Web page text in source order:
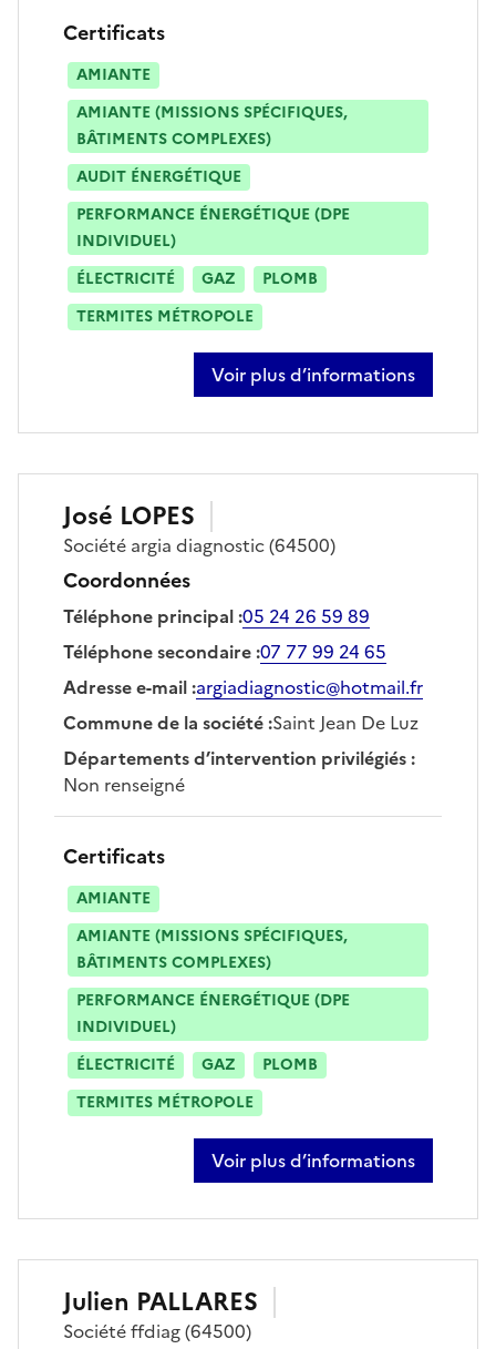
Certificats
AMIANTE
AMIANTE (MISSIONS SPÉCIFIQUES,
BÂTIMENTS COMPLEXES)
AUDIT ÉNERGÉTIQUE
PERFORMANCE ÉNERGÉTIQUE (DPE
INDIVIDUEL)
ÉLECTRICITÉ
GAZ
PLOMB
TERMITES MÉTROPOLE
Voir plus d’informations
sur françois filhet
José LOPES
Société argia diagnostic(64500)
Coordonnées
Téléphone principal:05 24 26 59 89
Téléphone secondaire:07 77 99 24 65
Adresse e-mail:argiadiagnostic@hotmail.fr
Commune de la société:Saint Jean De Luz
Départements d’intervention privilégiés:
Non renseigné
Certificats
AMIANTE
AMIANTE (MISSIONS SPÉCIFIQUES,
BÂTIMENTS COMPLEXES)
PERFORMANCE ÉNERGÉTIQUE (DPE
INDIVIDUEL)
ÉLECTRICITÉ
GAZ
PLOMB
TERMITES MÉTROPOLE
Voir plus d’informations
sur josé lopes
Julien PALLARES
Sociétéffdiag(64500)